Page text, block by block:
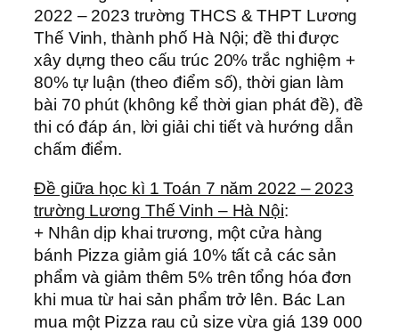
2022 – 2023 trường THCS & THPT Lương
Thế Vinh, thành phố Hà Nội; đề thi được
xây dựng theo cấu trúc 20% trắc nghiệm +
80% tự luận (theo điểm số), thời gian làm
bài 70 phút (không kể thời gian phát đề), đề
thi có đáp án, lời giải chi tiết và hướng dẫn
chấm điểm.
Đề giữa học kì 1 Toán 7 năm 2022 – 2023
trường Lương Thế Vinh – Hà Nội:
+ Nhân dịp khai trương, một cửa hàng
bánh Pizza giảm giá 10% tất cả các sản
phẩm và giảm thêm 5% trên tổng hóa đơn
khi mua từ hai sản phẩm trở lên. Bác Lan
mua một Pizza rau củ size vừa giá 139 000